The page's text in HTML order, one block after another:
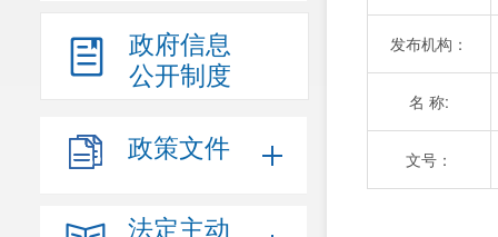
政府信息
公开制度
政策文件
法定主动
发布机构：
名 称:
文号：